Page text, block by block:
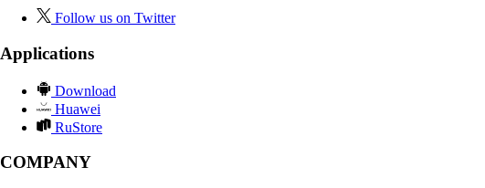
Follow us on Twitter
Applications
Download
Huawei
RuStore
COMPANY